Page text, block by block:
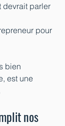
devrait parler
pour
bien
est une
nos